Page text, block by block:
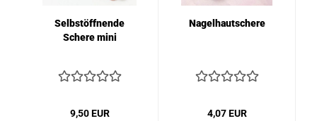
Selbstöffnende
Schere mini
9,50 EUR
Nagelhautschere
4,07 EUR